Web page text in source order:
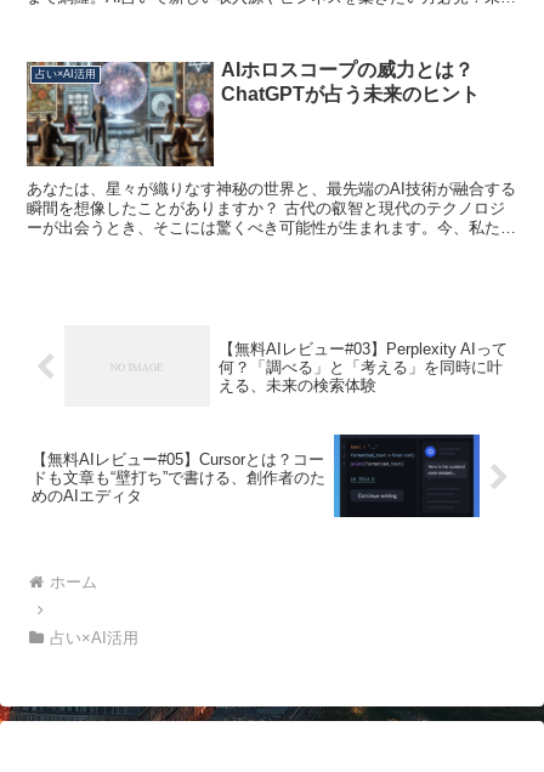
占い×AI活用
AIホロスコープの威力とは？
ChatGPTが占う未来のヒント
あなたは、星々が織りなす神秘の世界と、最先端のAI技術が融合する
瞬間を想像したことがありますか？ 古代の叡智と現代のテクノロジ
ーが出会うとき、そこには驚くべき可能性が生まれます。今、私たち
【無料AIレビュー#03】Perplexity AIって
何？「調べる」と「考える」を同時に叶
える、未来の検索体験
【無料AIレビュー#05】Cursorとは？コー
ドも文章も“壁打ち”で書ける、創作者のた
めのAIエディタ
ホーム
占い×AI活用